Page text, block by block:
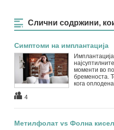
Слични содржини,
Симптоми на имплантација
моменти во
бременоста.
кога
4
Метилфолат vs Фолна